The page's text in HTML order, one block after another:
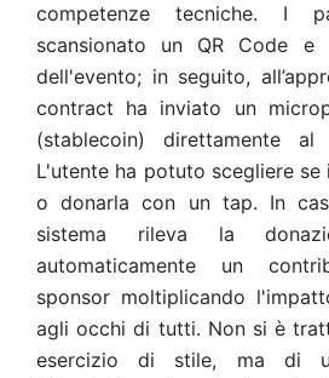
competenze tecniche. I
scansionato un QR Code
dell'evento; in seguito,
contract ha inviato un
(stablecoin) direttamente al
L'utente ha potuto scegliere se
o donarla con un tap. In
sistema rileva la
automaticamente un
sponsor moltiplicando
agli occhi di tutti. Non si è
esercizio di stile, ma di